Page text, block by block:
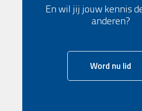
En wil jij jouw kennis
anderen?
Word nu lid